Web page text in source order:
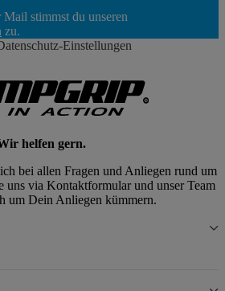
stimmst du unseren
zu.
Einstellungen
helfen gern.
bei allen Fragen und Anliegen rund um
uns via Kontaktformular und unser Team
um Dein Anliegen kümmern.